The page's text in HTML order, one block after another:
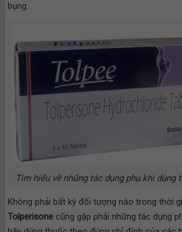
bụng.
Tìm hiểu về những tác dụng phụ khi dùng
Không phải bất kỳ đối tượng nào trong thời
Tolperisone cũng gặp phải những tác dụng